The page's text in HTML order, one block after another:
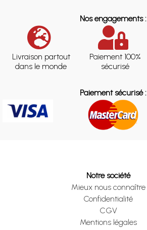
Nos engagements :
Livraison partout
dans le monde
Paiement 100%
sécurisé
Paiement sécurisé :
Notre société
Mieux nous connaître
Confidentialité
CGV
Mentions légales